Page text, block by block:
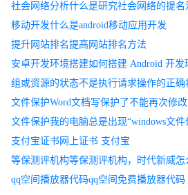
社会网络分析什么是研究社会网络的提名
移动开发什么是android移动应用开发
提升网站排名提高网站排名方法
安卓开发环境搭建如何搭建 Android 开发
文件保护Word文档写保护了不能再次修改
文件保护我的电脑总是出现“windows文件
支付宝证书网上证书 支付宝
等保测评机构等保测评机构，时代新威怎
qq空间播放器代码qq空间免费播放器代码